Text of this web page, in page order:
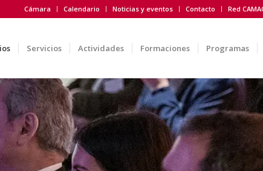
Cámara Calendario Noticias y eventos Contacto Red
Servicios Actividades Formaciones Programas